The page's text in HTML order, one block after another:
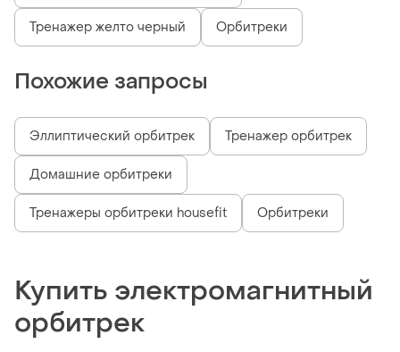
Тренажер желто черный Орбитреки
Похожие запросы
Эллиптический орбитрек Тренажер орбитрек
Домашние орбитреки
Тренажеры орбитреки housefit Орбитреки
Купить электромагнитный
орбитрек